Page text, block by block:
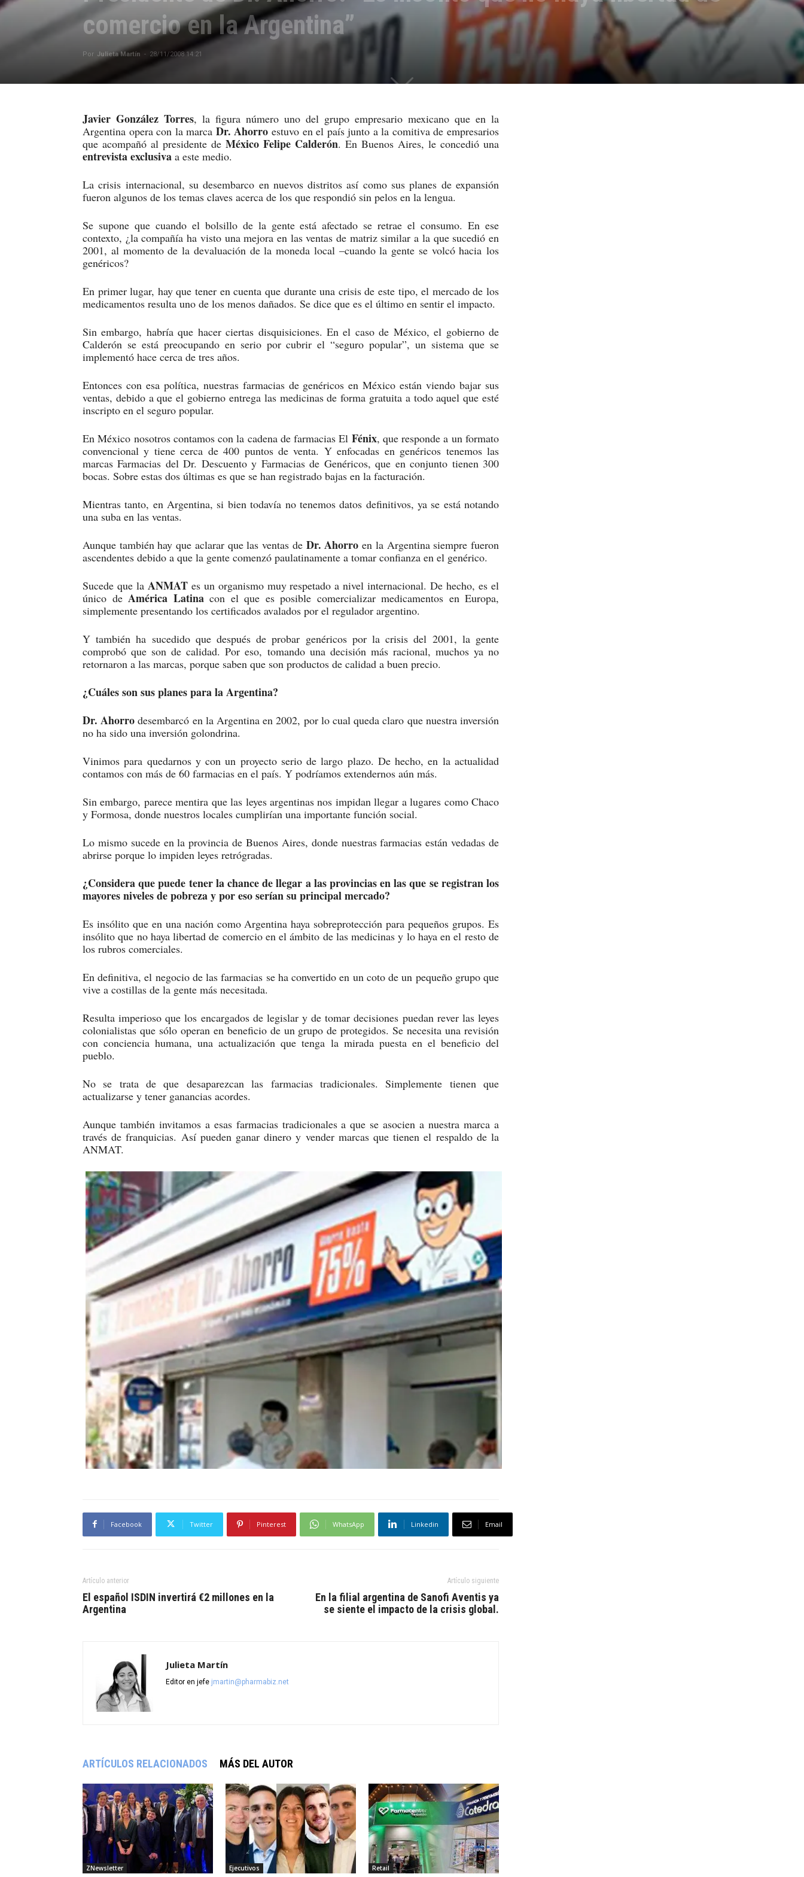
comercio en la Argentina”
Por Julieta Martín - 28/11/2008 14:21
Javier González Torres, la figura número uno del grupo empresario mexicano que en la
Argentina opera con la marca Dr. Ahorro estuvo en el país junto a la comitiva de empresarios
que acompañó al presidente de México Felipe Calderón. En Buenos Aires, le concedió una
entrevista exclusiva a este medio.
La crisis internacional, su desembarco en nuevos distritos así como sus planes de expansión
fueron algunos de los temas claves acerca de los que respondió sin pelos en la lengua.
Se supone que cuando el bolsillo de la gente está afectado se retrae el consumo. En ese
contexto, ¿la compañía ha visto una mejora en las ventas de matriz similar a la que sucedió en
2001, al momento de la devaluación de la moneda local –cuando la gente se volcó hacia los
genéricos?
En primer lugar, hay que tener en cuenta que durante una crisis de este tipo, el mercado de los
medicamentos resulta uno de los menos dañados. Se dice que es el último en sentir el impacto.
Sin embargo, habría que hacer ciertas disquisiciones. En el caso de México, el gobierno de
Calderón se está preocupando en serio por cubrir el “seguro popular”, un sistema que se
implementó hace cerca de tres años.
Entonces con esa política, nuestras farmacias de genéricos en México están viendo bajar sus
ventas, debido a que el gobierno entrega las medicinas de forma gratuita a todo aquel que esté
inscripto en el seguro popular.
En México nosotros contamos con la cadena de farmacias El Fénix, que responde a un formato
convencional y tiene cerca de 400 puntos de venta. Y enfocadas en genéricos tenemos las
marcas Farmacias del Dr. Descuento y Farmacias de Genéricos, que en conjunto tienen 300
bocas. Sobre estas dos últimas es que se han registrado bajas en la facturación.
Mientras tanto, en Argentina, si bien todavía no tenemos datos definitivos, ya se está notando
una suba en las ventas.
Aunque también hay que aclarar que las ventas de Dr. Ahorroen la Argentina siempre fueron
ascendentes debido a que la gente comenzó paulatinamente a tomar confianza en el genérico.
Sucede que la ANMAT es un organismo muy respetado a nivel internacional. De hecho, es el
único de América Latina con el que es posible comercializar medicamentos en Europa,
simplemente presentando los certificados avalados por el regulador argentino.
Y también ha sucedido que después de probar genéricos por la crisis del 2001, la gente
comprobó que son de calidad. Por eso, tomando una decisión más racional, muchos ya no
retornaron a las marcas, porque saben que son productos de calidad a buen precio.
¿Cuáles son sus planes para la Argentina?
Dr. Ahorrodesembarcó en la Argentina en 2002, por lo cual queda claro que nuestra inversión
no ha sido una inversión golondrina.
Vinimos para quedarnos y con un proyecto serio de largo plazo. De hecho, en la actualidad
contamos con más de 60 farmacias en el país. Y podríamos extendernos aún más.
Sin embargo, parece mentira que las leyes argentinas nos impidan llegar a lugares como Chaco
y Formosa, donde nuestros locales cumplirían una importante función social.
Lo mismo sucede en la provincia de Buenos Aires, donde nuestras farmacias están vedadas de
abrirse porque lo impiden leyes retrógradas.
¿Considera que puede tener la chance de llegar a las provincias en las que se registran los
mayores niveles de pobreza y por eso serían su principal mercado?
Es insólito que en una nación como Argentina haya sobreprotección para pequeños grupos. Es
insólito que no haya libertad de comercio en el ámbito de las medicinas y lo haya en el resto de
los rubros comerciales.
En definitiva, el negocio de las farmacias se ha convertido en un coto de un pequeño grupo que
vive a costillas de la gente más necesitada.
Resulta imperioso que los encargados de legislar y de tomar decisiones puedan rever las leyes
colonialistas que sólo operan en beneficio de un grupo de protegidos. Se necesita una revisión
con conciencia humana, una actualización que tenga la mirada puesta en el beneficio del
pueblo.
No se trata de que desaparezcan las farmacias tradicionales. Simplemente tienen que
actualizarse y tener ganancias acordes.
Aunque también invitamos a esas farmacias tradicionales a que se asocien a nuestra marca a
través de franquicias. Así pueden ganar dinero y vender marcas que tienen el respaldo de la
ANMAT.
Facebook Twitter Pinterest WhatsApp Linkedin Email
Artículo anterior
El español ISDIN invertirá €2 millones en la
Argentina
Artículo siguiente
En la filial argentina de Sanofi Aventis ya
se siente el impacto de la crisis global.
Julieta Martín
Editor en jefe jmartin@pharmabiz.net
ARTÍCULOS RELACIONADOS MÁS DEL AUTOR
ZNewsletter Ejecutivos Retail